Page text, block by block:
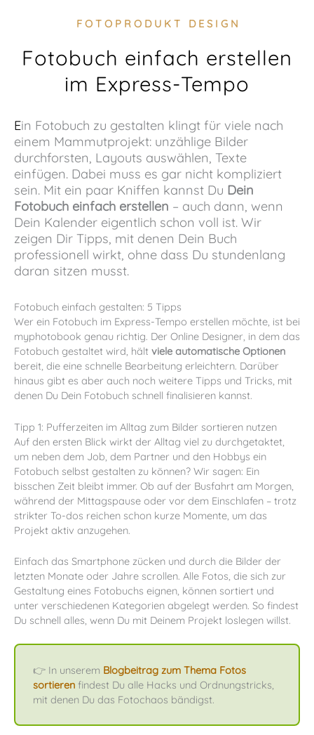
FOTOPRODUKT DESIGN
Fotobuch einfach erstellen
im Express-Tempo
Ein Fotobuch zu gestalten klingt für viele nach
einem Mammutprojekt: unzählige Bilder
durchforsten, Layouts auswählen, Texte
einfügen. Dabei muss es gar nicht kompliziert
sein. Mit ein paar Kniffen kannst Du Dein
Fotobuch einfach erstellen – auch dann, wenn
Dein Kalender eigentlich schon voll ist. Wir
zeigen Dir Tipps, mit denen Dein Buch
professionell wirkt, ohne dass Du stundenlang
daran sitzen musst.
Fotobuch einfach gestalten: 5 Tipps
Wer ein Fotobuch im Express-Tempo erstellen möchte, ist bei
myphotobook genau richtig. Der Online Designer, in dem das
Fotobuch gestaltet wird, hält viele automatische Optionen
bereit, die eine schnelle Bearbeitung erleichtern. Darüber
hinaus gibt es aber auch noch weitere Tipps und Tricks, mit
denen Du Dein Fotobuch schnell finalisieren kannst.
Tipp 1: Pufferzeiten im Alltag zum Bilder sortieren nutzen
Auf den ersten Blick wirkt der Alltag viel zu durchgetaktet,
um neben dem Job, dem Partner und den Hobbys ein
Fotobuch selbst gestalten zu können? Wir sagen: Ein
bisschen Zeit bleibt immer. Ob auf der Busfahrt am Morgen,
während der Mittagspause oder vor dem Einschlafen – trotz
strikter To-dos reichen schon kurze Momente, um das
Projekt aktiv anzugehen.
Einfach das Smartphone zücken und durch die Bilder der
letzten Monate oder Jahre scrollen. Alle Fotos, die sich zur
Gestaltung eines Fotobuchs eignen, können sortiert und
unter verschiedenen Kategorien abgelegt werden. So findest
Du schnell alles, wenn Du mit Deinem Projekt loslegen willst.
👉 In unserem Blogbeitrag zum Thema Fotos
sortieren findest Du alle Hacks und Ordnungstricks,
mit denen Du das Fotochaos bändigst.